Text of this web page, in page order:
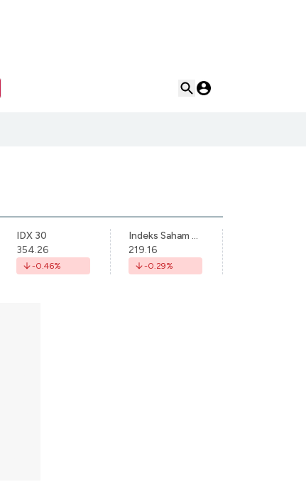
IDX 30
354.26
-0.46%
Indeks Saham Syariah Indonesia
219.16
-0.29%